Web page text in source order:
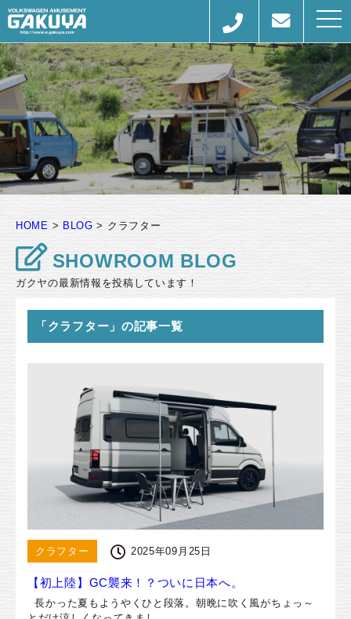
HOME > BLOG > クラフター
SHOWROOM BLOG
ガクヤの最新情報を投稿しています！
「クラフター」の記事一覧
クラフター 2025年09月25日
【初上陸】GC襲来！？ついに日本へ。
長かった夏もようやくひと段落。朝晩に吹く風がちょっ～